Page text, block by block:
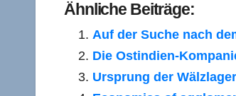
Ähnliche Beiträge:
Auf der Suche nach
Die Ostindien-
Ursprung der